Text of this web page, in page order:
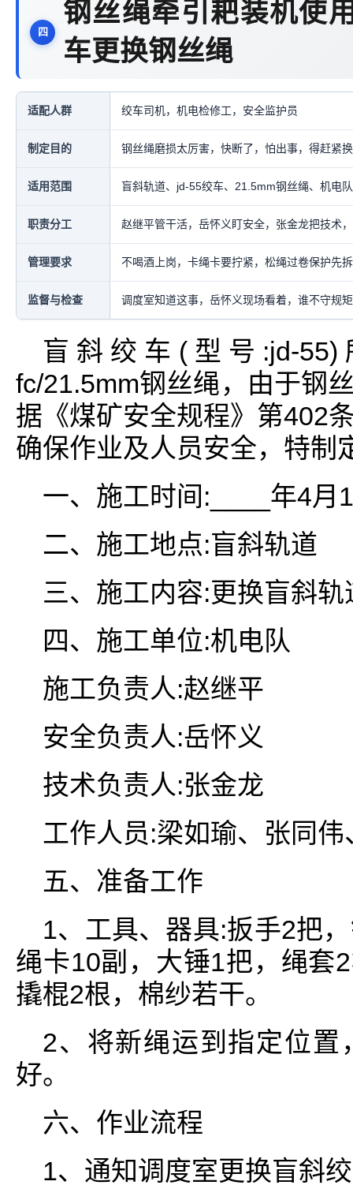
钢丝绳牵引耙装机使
车更换钢丝绳
适配人群 绞车司机，机电检修工，安全监护员
制定目的 钢丝绳磨损太厉害，快断了，怕出事，得赶紧
适用范围 盲斜轨道、jd-55绞车、21.5mm钢丝绳、机电
职责分工 赵继平管干活，岳怀义盯安全，张金龙把技术
管理要求 不喝酒上岗，卡绳卡要拧紧，松绳过卷保护先
监督与检查 调度室知道这事，岳怀义现场看着，谁不守规
盲斜绞车(型号:jd-
fc/21.5mm钢丝绳，由于钢
据《煤矿安全规程》第402
确保作业及人员安全，特制
一、施工时间:____年4月
二、施工地点:盲斜轨道
三、施工内容:更换盲斜
四、施工单位:机电队
施工负责人:赵继平
安全负责人:岳怀义
技术负责人:张金龙
工作人员:梁如瑜、张同伟
五、准备工作
1、工具、器具:扳手2把
绳卡10副，大锤1把，绳套
撬棍2根，棉纱若干。
2、将新绳运到指定位置
好。
六、作业流程
1、通知调度室更换盲斜